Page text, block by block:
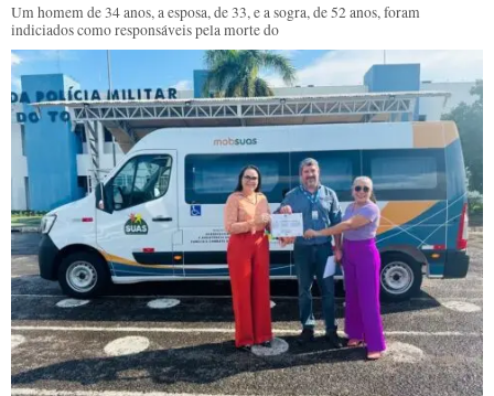
Um homem de 34 anos, a esposa, de 33, e a sogra, de 52 anos, foram
indiciados como responsáveis pela morte do